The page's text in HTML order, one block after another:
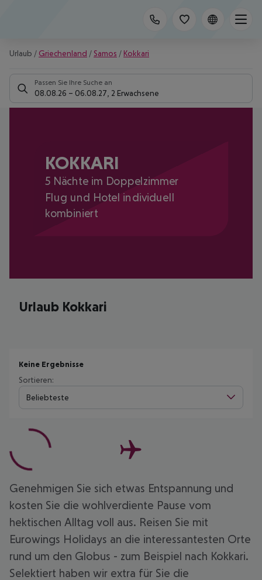
Urlaub / Griechenland / Samos / Kokkari
Passen Sie Ihre Suche an
08.08.26 – 06.08.27 2 Erwachsene
KOKKARI
5 Nächte im Doppelzimmer
Flug und Hotel individuell
kombiniert
Urlaub Kokkari
Keine Ergebnisse
Sortieren:
Beliebteste
Genehmigen Sie sich etwas Entspannung und
kosten Sie die wohlverdiente Pause vom
hektischen Alltag voll aus. Reisen Sie mit
Eurowings Holidays an die interessantesten Orte
rund um den Globus - zum Beispiel nach Kokkari.
Selektiert haben wir extra für Sie die